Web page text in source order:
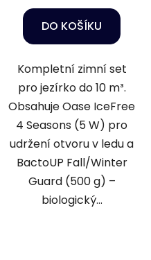
DO KOŠÍKU
Kompletní zimní set
pro jezírko do 10 m³.
Obsahuje Oase IceFree
4 Seasons (5 W) pro
udržení otvoru v ledu a
BactoUP Fall/Winter
Guard (500 g) –
biologický...